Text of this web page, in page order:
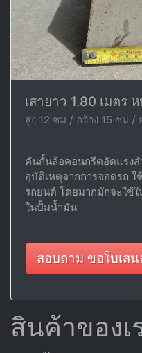
เสายาว 1.80 เมตร
สูง 12 ซม / กว้าง 15 ซม /
คันกั้นล้อคอนกรีตอัดแรงส
อุบัติเหตุจากการจอดรถ
รถยนต์ โดยมากมักจะใช้
ในปั้มน้ำมัน
สอบถาม ขอใบเส
สินค้าของเ